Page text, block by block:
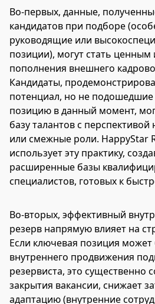
Во-первых, данные,
кандидатов при подборе
руководящие или
позиции), могут стать ценным
пополнения внешнего
Кандидаты,
потенциал, но не подошедшие
позицию в данный момент,
базу талантов с
или смежные роли. HappyStar
использует эту практику,
расширенные базы
специалистов, готовых к
Во-вторых, эффективный
резерв напрямую влияет на
Если ключевая позиция может
внутреннего продвижения
резервиста, это существенно
закрытия вакансии, снижает
адаптацию (внутренние